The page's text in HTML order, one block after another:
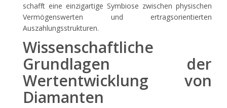
schafft eine einzigartige Symbiose zwischen physischen
Vermögenswerten und ertragsorientierten
Auszahlungsstrukturen.
Wissenschaftliche
Grundlagen der
Wertentwicklung von
Diamanten